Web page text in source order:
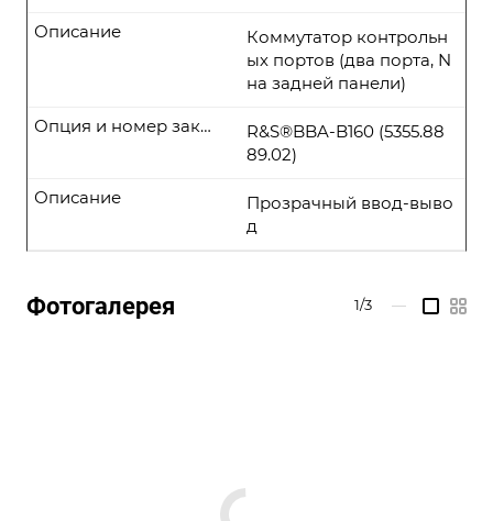
Коммутатор контрольн
ых портов (два порта, N
на задней панели)
Описание
R&S®BBA-B160 (5355.88
89.02)
Опция и номер заказа
Прозрачный ввод-выво
д
Описание
Фотогалерея 1/3 —